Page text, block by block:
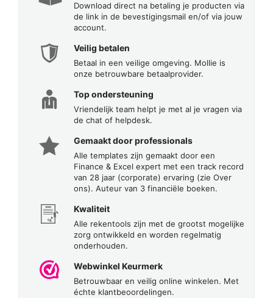
Download direct na betaling je producten via
de link in de bevestigingsmail en/of via jouw
account.
Veilig betalen
Betaal in een veilige omgeving. Mollie is
onze betrouwbare betaalprovider.
Top ondersteuning
Vriendelijk team helpt je met al je vragen via
de chat of helpdesk.
Gemaakt door professionals
Alle templates zijn gemaakt door een
Finance & Excel expert met een track record
van 28 jaar (corporate) ervaring (zie Over
ons). Auteur van 3 financiële boeken.
Kwaliteit
Alle rekentools zijn met de grootst mogelijke
zorg ontwikkeld en worden regelmatig
onderhouden.
Webwinkel Keurmerk
Betrouwbaar en veilig online winkelen. Met
échte klantbeoordelingen.